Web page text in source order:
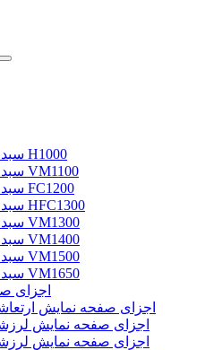
سبد سانتریفیوژ H1000
سبد سانتریفیوژ VM1100
سبد سانتریفیوژ FC1200
سبد سانتریفیوژ HFC1300
سبد سانتریفیوژ VM1300
سبد سانتریفیوژ VM1400
سبد سانتریفیوژ VM1500
سبد سانتریفیوژ VM1650
اجزای
اجزای صفحه نمایش ارتعاشی 240/
اجزای صفحه نمایش لرزشی 300/
اجزای صفحه نمایش لرزشی 360/